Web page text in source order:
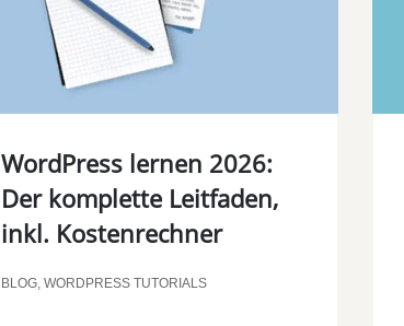
WordPress lernen 2026:
Der komplette Leitfaden,
inkl. Kostenrechner
BLOG, WORDPRESS TUTORIALS